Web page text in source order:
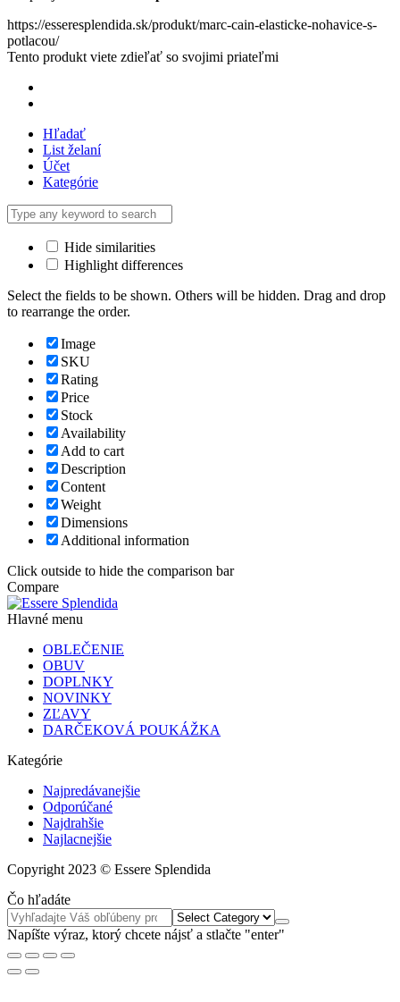
https://esseresplendida.sk/produkt/marc-cain-elasticke-nohavice-s-
potlacou/
Tento produkt viete zdieľať so svojimi priateľmi
Hľadať
List želaní
Účet
Kategórie
Hide similarities
Highlight differences
Select the fields to be shown. Others will be hidden. Drag and drop
to rearrange the order.
Image
SKU
Rating
Price
Stock
Availability
Add to cart
Description
Content
Weight
Dimensions
Additional information
Click outside to hide the comparison bar
Compare
Hlavné menu
OBLEČENIE
OBUV
DOPLNKY
NOVINKY
ZĽAVY
DARČEKOVÁ POUKÁŽKA
Kategórie
Najpredávanejšie
Odporúčané
Najdrahšie
Najlacnejšie
Copyright 2023 © Essere Splendida
Čo hľadáte
Napíšte výraz, ktorý chcete nájsť a stlačte "enter"